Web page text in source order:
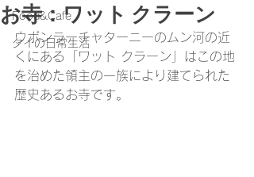
Food&Cafe
タイの日常生活
お寺：ワット クラーン
ウボンラーチャターニーのムン河の近
くにある「ワット クラーン」はこの地
を治めた領主の一族により建てられた
歴史あるお寺です。